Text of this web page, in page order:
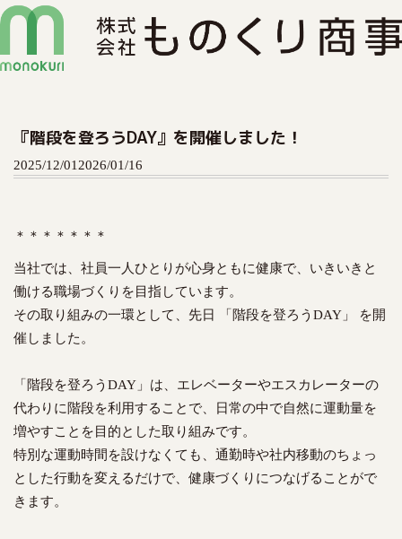
『階段を登ろうDAY』を開催しました！
2025/12/01 2026/01/16
＊＊＊＊＊＊＊
当社では、社員一人ひとりが心身ともに健康で、いきいきと
働ける職場づくりを目指しています。
その取り組みの一環として、先日 「階段を登ろうDAY」 を開
催しました。
「階段を登ろうDAY」は、エレベーターやエスカレーターの
代わりに階段を利用することで、日常の中で自然に運動量を
増やすことを目的とした取り組みです。
特別な運動時間を設けなくても、通勤時や社内移動のちょっ
とした行動を変えるだけで、健康づくりにつなげることがで
きます。